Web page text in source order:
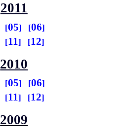
2011
05
06
11 12
2010
05
06
11 12
2009